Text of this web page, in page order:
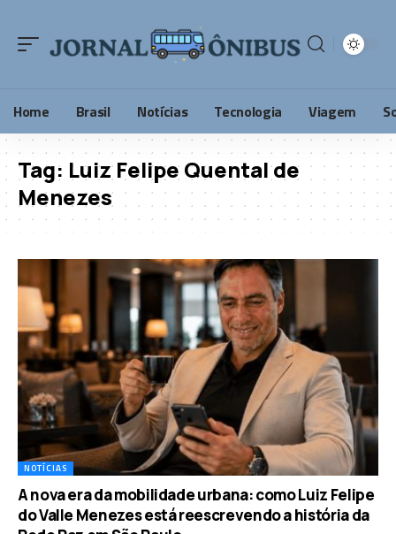
Home Brasil Notícias Tecnologia Viagem
Tag: Luiz Felipe Quental de
Menezes
NOTÍCIAS
A nova era da mobilidade urbana: como Luiz Felipe
do Valle Menezes está reescrevendo a história da